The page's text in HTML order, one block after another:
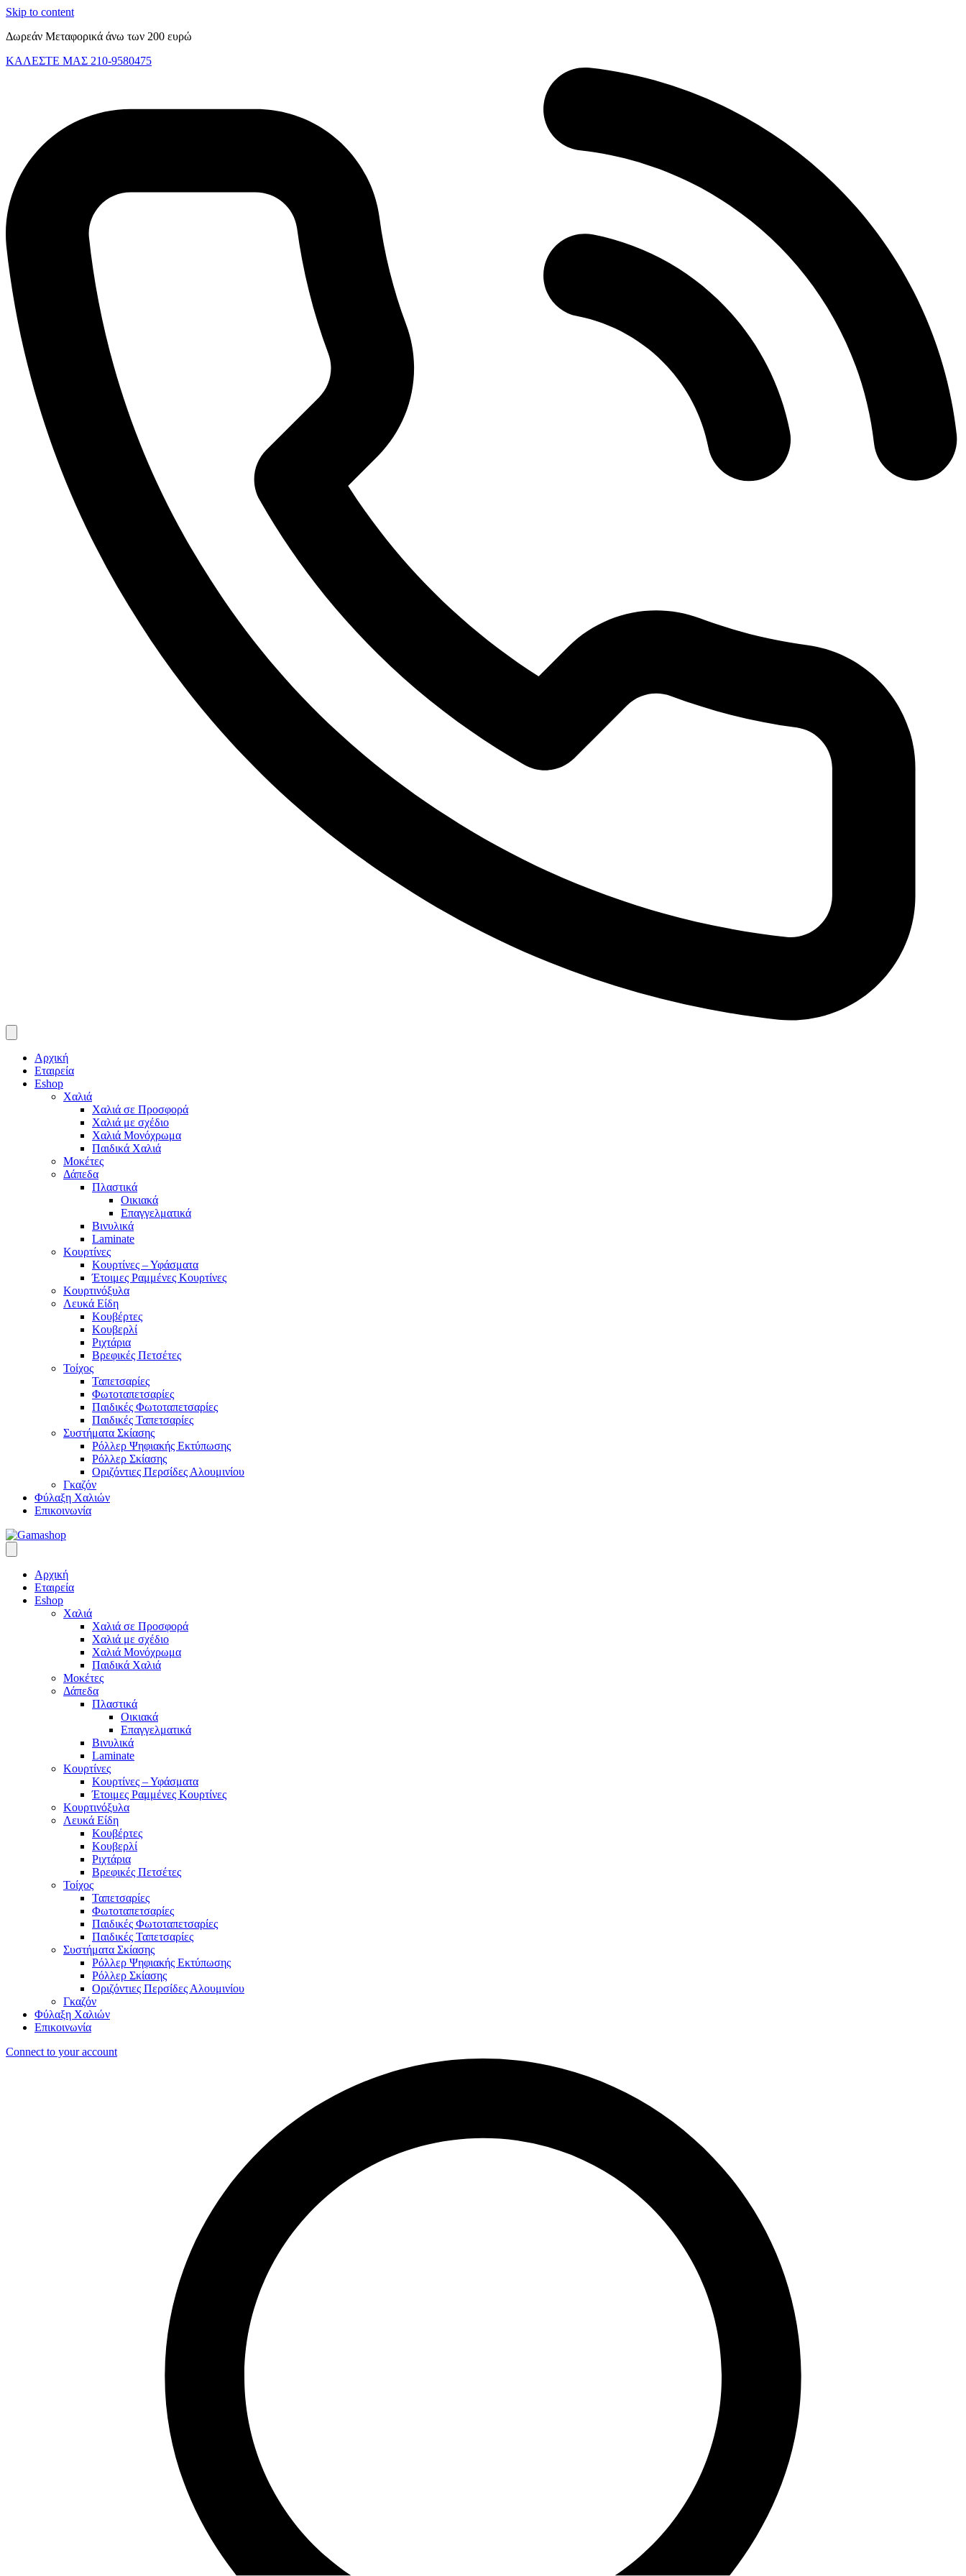
Skip to content
Δωρεάν Μεταφορικά άνω των 200 ευρώ
ΚΑΛΕΣΤΕ ΜΑΣ 210-9580475
Αρχική
Εταιρεία
Eshop
Χαλιά
Χαλιά σε Προσφορά
Χαλιά με σχέδιο
Χαλιά Μονόχρωμα
Παιδικά Χαλιά
Μοκέτες
Δάπεδα
Πλαστικά
Οικιακά
Επαγγελματικά
Βινυλικά
Laminate
Κουρτίνες
Κουρτίνες – Υφάσματα
Έτοιμες Ραμμένες Κουρτίνες
Κουρτινόξυλα
Λευκά Είδη
Κουβέρτες
Κουβερλί
Ριχτάρια
Βρεφικές Πετσέτες
Τοίχος
Ταπετσαρίες
Φωτοταπετσαρίες
Παιδικές Φωτοταπετσαρίες
Παιδικές Ταπετσαρίες
Συστήματα Σκίασης
Ρόλλερ Ψηφιακής Εκτύπωσης
Ρόλλερ Σκίασης
Οριζόντιες Περσίδες Αλουμινίου
Γκαζόν
Φύλαξη Χαλιών
Επικοινωνία
Αρχική
Εταιρεία
Eshop
Χαλιά
Χαλιά σε Προσφορά
Χαλιά με σχέδιο
Χαλιά Μονόχρωμα
Παιδικά Χαλιά
Μοκέτες
Δάπεδα
Πλαστικά
Οικιακά
Επαγγελματικά
Βινυλικά
Laminate
Κουρτίνες
Κουρτίνες – Υφάσματα
Έτοιμες Ραμμένες Κουρτίνες
Κουρτινόξυλα
Λευκά Είδη
Κουβέρτες
Κουβερλί
Ριχτάρια
Βρεφικές Πετσέτες
Τοίχος
Ταπετσαρίες
Φωτοταπετσαρίες
Παιδικές Φωτοταπετσαρίες
Παιδικές Ταπετσαρίες
Συστήματα Σκίασης
Ρόλλερ Ψηφιακής Εκτύπωσης
Ρόλλερ Σκίασης
Οριζόντιες Περσίδες Αλουμινίου
Γκαζόν
Φύλαξη Χαλιών
Επικοινωνία
Connect to your account